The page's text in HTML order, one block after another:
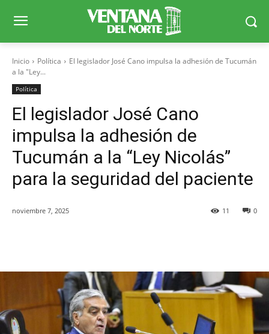
Inicio Política
El legislador José Cano impulsa la adhesión de Tucumán
a la "Ley...
Política
El legislador José Cano
impulsa la adhesión de
Tucumán a la “Ley Nicolás”
para la seguridad del paciente
noviembre 7, 2025 0
11